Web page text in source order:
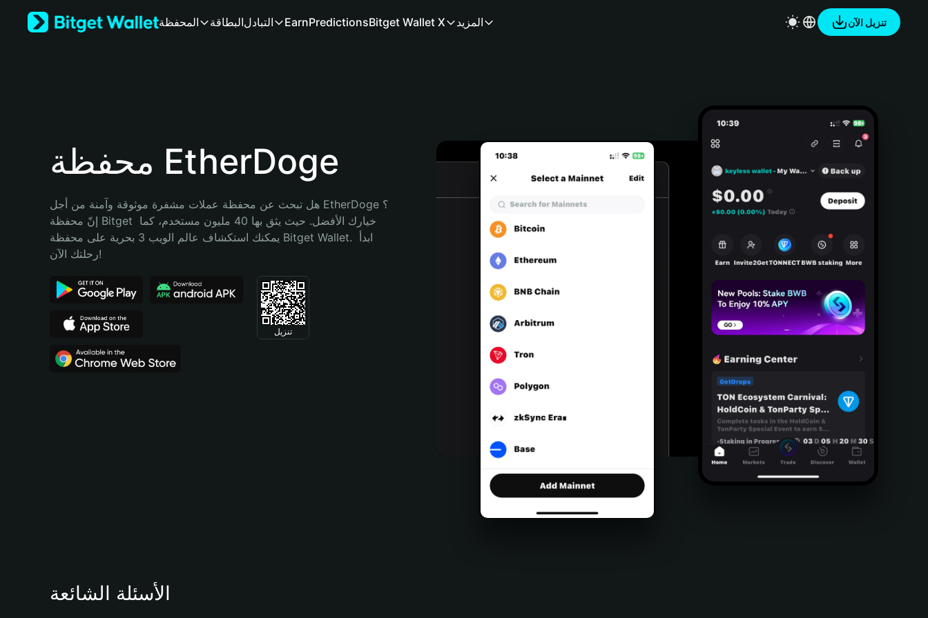
Bahasa Indonesia
Português (Brasil)
المحفظة البطاقةالتبادل EarnPredictionsBitget Wallet X المزيد تنزيل الآن
محفظة EtherDoge
هل تبحث عن محفظة عملات مشفرة موثوقة وآمنة من أجل EtherDoge؟
إنّ محفظة Bitget خيارك الأفضل. حيث يثق بها 40 مليون مستخدم، كما
يمكنك استكشاف عالم الويب 3 بحرية على محفظة Bitget Wallet. ابدأ
رحلتك الآن!
تنزيل
الأسئلة الشائعة